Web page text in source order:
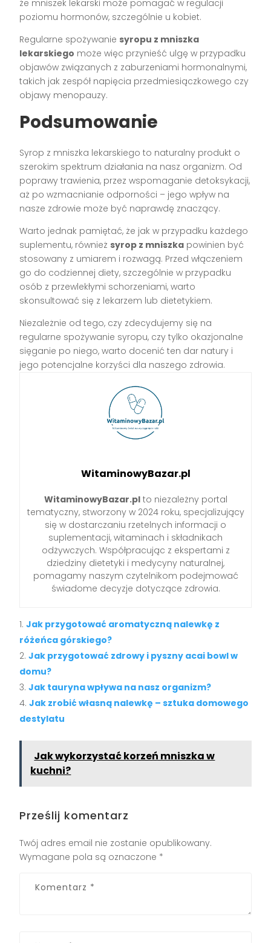
że mniszek lekarski może pomagać w regulacji
poziomu hormonów, szczególnie u kobiet.
Regularne spożywanie syropu z mniszka
lekarskiego może więc przynieść ulgę w przypadku
objawów związanych z zaburzeniami hormonalnymi,
takich jak zespół napięcia przedmiesiączkowego czy
objawy menopauzy.
Podsumowanie
Syrop z mniszka lekarskiego to naturalny produkt o
szerokim spektrum działania na nasz organizm. Od
poprawy trawienia, przez wspomaganie detoksykacji,
aż po wzmacnianie odporności – jego wpływ na
nasze zdrowie może być naprawdę znaczący.
Warto jednak pamiętać, że jak w przypadku każdego
suplementu, również syrop z mniszka powinien być
stosowany z umiarem i rozwagą. Przed włączeniem
go do codziennej diety, szczególnie w przypadku
osób z przewlekłymi schorzeniami, warto
skonsultować się z lekarzem lub dietetykiem.
Niezależnie od tego, czy zdecydujemy się na
regularne spożywanie syropu, czy tylko okazjonalne
sięganie po niego, warto docenić ten dar natury i
jego potencjalne korzyści dla naszego zdrowia.
WitaminowyBazar.pl
WitaminowyBazar.plto niezależny portal
tematyczny, stworzony w 2024 roku, specjalizujący
się w dostarczaniu rzetelnych informacji o
suplementacji, witaminach i składnikach
odżywczych. Współpracując z ekspertami z
dziedziny dietetyki i medycyny naturalnej,
pomagamy naszym czytelnikom podejmować
świadome decyzje dotyczące zdrowia.
Jak przygotować aromatyczną nalewkę z
różeńca górskiego?
Jak przygotować zdrowy i pyszny acai bowl w
domu?
Jak tauryna wpływa na nasz organizm?
Jak zrobić własną nalewkę – sztuka domowego
destylatu
Jak wykorzystać korzeń mniszka w
kuchni?
Prześlij komentarz
Twój adres email nie zostanie opublikowany.
Wymagane pola są oznaczone *